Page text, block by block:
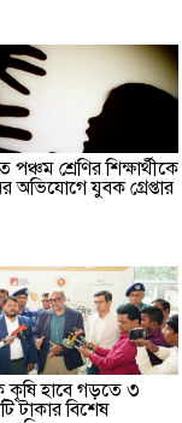
পঞ্চম শ্রেণির শিক্ষার্থীকে
অভিযোগে যুবক গ্রেপ্তার
কৃষি হাবে গড়তে ৩
টাকার বিশেষ